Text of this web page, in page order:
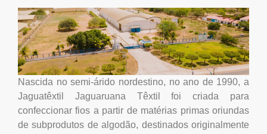
Nascida no semi-árido nordestino, no ano de 1990, a
Jaguatêxtil Jaguaruana Têxtil foi criada para
confeccionar fios a partir de matérias primas oriundas
de subprodutos de algodão, destinados originalmente